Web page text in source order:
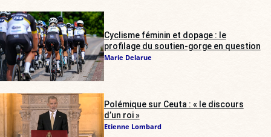
Cyclisme féminin et dopage : le
profilage du soutien-gorge en question
Marie Delarue
Polémique sur Ceuta : « le discours
d’un roi »
Etienne Lombard